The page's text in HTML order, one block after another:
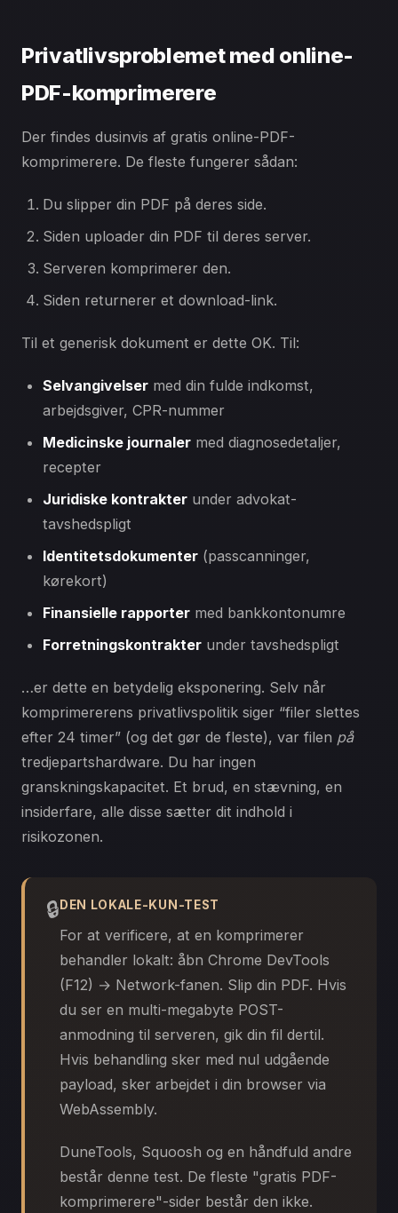
Privatlivsproblemet med online-
PDF-komprimerere
Der findes dusinvis af gratis online-PDF-
komprimerere. De fleste fungerer sådan:
Du slipper din PDF på deres side.
Siden uploader din PDF til deres server.
Serveren komprimerer den.
Siden returnerer et download-link.
Til et generisk dokument er dette OK. Til:
Selvangivelser med din fulde indkomst,
arbejdsgiver, CPR-nummer
Medicinske journaler med diagnosedetaljer,
recepter
Juridiske kontrakter under advokat-
tavshedspligt
Identitetsdokumenter (passcanninger,
kørekort)
Finansielle rapporter med bankkontonumre
Forretningskontrakter under tavshedspligt
…er dette en betydelig eksponering. Selv når
komprimererens privatlivspolitik siger “filer slettes
efter 24 timer” (og det gør de fleste), var filen på
tredjepartshardware. Du har ingen
granskningskapacitet. Et brud, en stævning, en
insiderfare, alle disse sætter dit indhold i
risikozonen.
🔒 DEN LOKALE-KUN-TEST
For at verificere, at en komprimerer
behandler lokalt: åbn Chrome DevTools
(F12) → Network-fanen. Slip din PDF. Hvis
du ser en multi-megabyte POST-
anmodning til serveren, gik din fil dertil.
Hvis behandling sker med nul udgående
payload, sker arbejdet i din browser via
WebAssembly.
DuneTools, Squoosh og en håndfuld andre
består denne test. De fleste "gratis PDF-
komprimerere"-sider består den ikke.